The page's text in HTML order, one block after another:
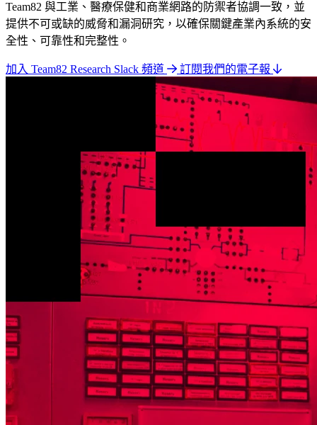
Team82 與工業、醫療保健和商業網路的防禦者協調一致，並
提供不可或缺的威脅和漏洞研究，以確保關鍵產業內系統的安
全性、可靠性和完整性。
加入 Team82 Research Slack 頻道 訂閱我們的電子報